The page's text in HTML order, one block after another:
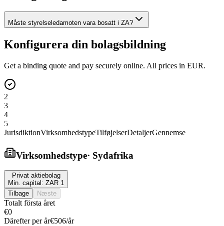
Måste styrelseledamoten vara bosatt i ZA?
Konfigurera din bolagsbildning
Get a binding quote and pay securely online. All prices in EUR.
2
3
4
5
JurisdiktionVirksomhedstypeTilføjelserDetaljerGennemse
Virksomhedstype· Sydafrika
Privat aktiebolag
Min. capital: ZAR 1
Tilbage
Næste
Totalt första året
€0
Därefter per år€506/år